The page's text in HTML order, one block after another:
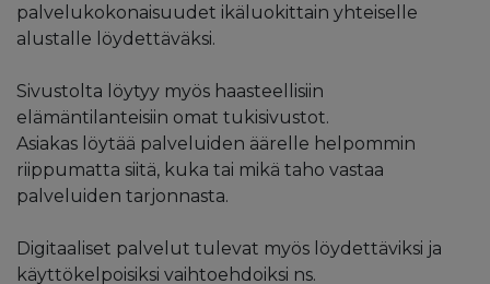
palvelukokonaisuudet ikäluokittain yhteiselle
alustalle löydettäväksi.
Sivustolta löytyy myös haasteellisiin
elämäntilanteisiin omat tukisivustot.
Asiakas löytää palveluiden äärelle helpommin
riippumatta siitä, kuka tai mikä taho vastaa
palveluiden tarjonnasta.
Digitaaliset palvelut tulevat myös löydettäviksi ja
käyttökelpoisiksi vaihtoehdoiksi ns.